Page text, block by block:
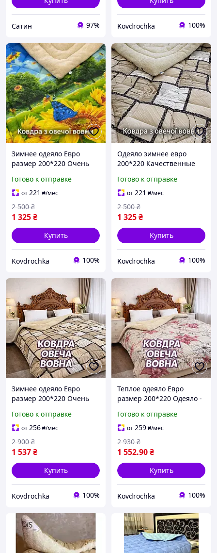
Сатин 97% Kovdrochka 100%
Зимнее одеяло Евро
размер 200*220 Очень
овечьей шерсти
открытое Мягкое легкое
одеяло
Готово к отправке
от221 ₴/мес
1 325₴
2 500 ₴
Купить
Kovdrochka 100%
Одеяло зимнее евро
200*220 Качественные
Одеяло-покрывало
Украина производитель
Готово к отправке
от221 ₴/мес
1 325₴
2 500 ₴
Купить
Kovdrochka 100%
Зимнее одеяло Евро
размер 200*220 Очень
открытым верхом с
овчины от
производителя
Готово к отправке
от256₴/мес
1 537₴
2 900 ₴
Купить
Kovdrochka 100%
Теплое одеяло Евро
размер 200*220 Одеяло -
двусторонне Зимнее
одеяло в евро размере
мягкое лнгкое
Готово к отправке
от259₴/мес
1 552.90₴
2 930 ₴
Купить
Kovdrochka 100%